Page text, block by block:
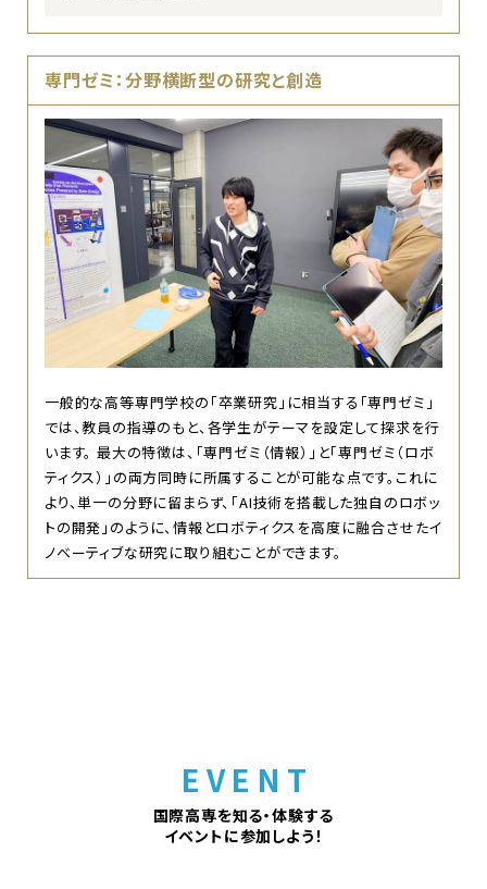
専門ゼミ：分野横断型の研究と創造
一般的な高等専門学校の「卒業研究」に相当する「専門ゼミ」
では、教員の指導のもと、各学生がテーマを設定して探求を行
います。 最大の特徴は、「専門ゼミ（情報）」と「専門ゼミ（ロボ
ティクス）」の両方同時に所属することが可能な点です。これに
より、単一の分野に留まらず、「AI技術を搭載した独自のロボッ
トの開発」のように、情報とロボティクスを高度に融合させたイ
ノベーティブな研究に取り組むことができます。
EVENT
国際高専を知る・体験する
イベントに参加しよう！